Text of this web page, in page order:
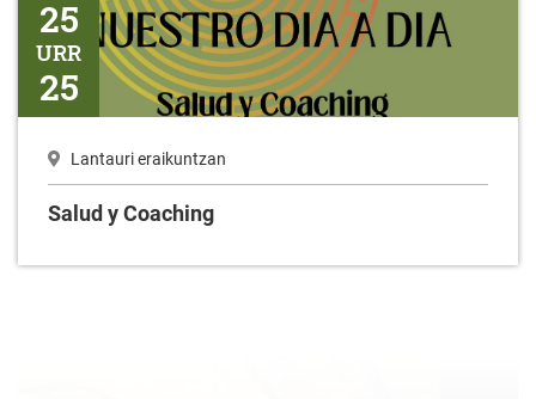
25
URR
25
Lantauri eraikuntzan
Salud y Coaching